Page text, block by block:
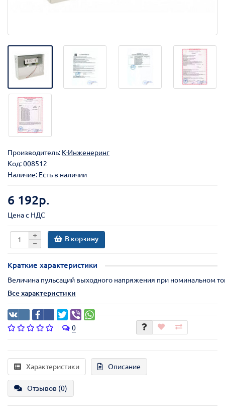
Производитель: К-Инженеринг
Код:008512
Наличие: Есть в наличии
6 192р.
Цена с НДС
В корзину
Краткие характеристики
Величина пульсаций выходного напряжения при номинальном
Все характеристики
0
Характеристики Описание
Отзывов (0)